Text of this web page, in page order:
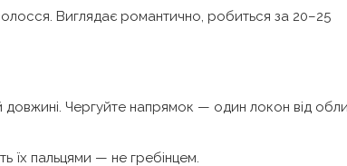
Виглядає романтично, робиться за 20–25
довжині. Чергуйте напрямок — один локон від
їх пальцями — не гребінцем.